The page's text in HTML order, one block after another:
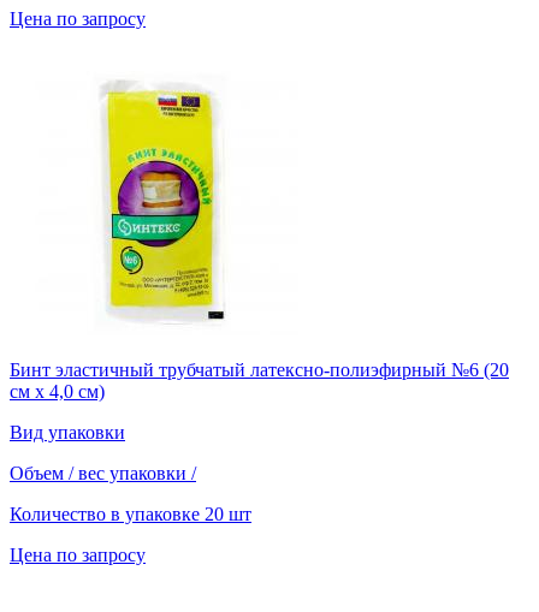
Цена по запросу
Бинт эластичный трубчатый латексно-полиэфирный №6 (20
см х 4,0 см)
Вид упаковки
Объем / вес упаковки /
Количество в упаковке 20 шт
Цена по запросу